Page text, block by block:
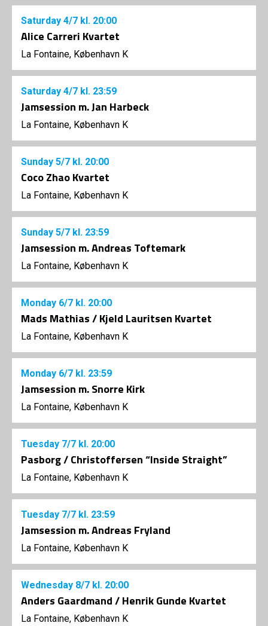
Saturday 4/7 kl. 20:00
Alice Carreri Kvartet
La Fontaine, København K
Saturday 4/7 kl. 23:59
Jamsession m. Jan Harbeck
La Fontaine, København K
Sunday 5/7 kl. 20:00
Coco Zhao Kvartet
La Fontaine, København K
Sunday 5/7 kl. 23:59
Jamsession m. Andreas Toftemark
La Fontaine, København K
Monday 6/7 kl. 20:00
Mads Mathias / Kjeld Lauritsen Kvartet
La Fontaine, København K
Monday 6/7 kl. 23:59
Jamsession m. Snorre Kirk
La Fontaine, København K
Tuesday 7/7 kl. 20:00
Pasborg / Christoffersen “Inside Straight”
La Fontaine, København K
Tuesday 7/7 kl. 23:59
Jamsession m. Andreas Fryland
La Fontaine, København K
Wednesday 8/7 kl. 20:00
Anders Gaardmand / Henrik Gunde Kvartet
La Fontaine, København K